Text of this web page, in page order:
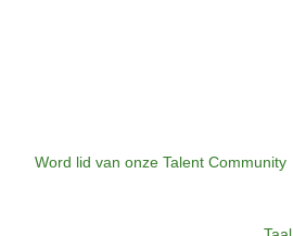
Word lid van onze Talent Community